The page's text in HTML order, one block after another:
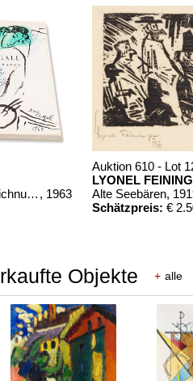
Chagall Lithographe. Mit Orig.-Zeichnung von Chagall , 1963
Auktion 610 - Lot
LYONEL
Alte Seebären,
Schätzpreis: €
Objekte + alle